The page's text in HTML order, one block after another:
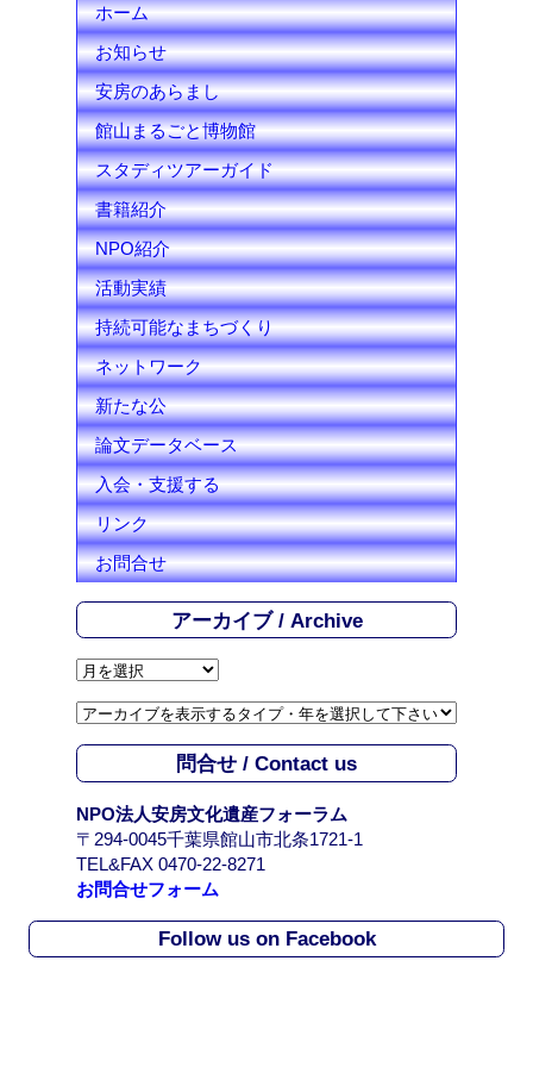
a
n
n
e
l
ホーム
お知らせ
安房のあらまし
館山まるごと博物館
スタディツアーガイド
書籍紹介
NPO紹介
活動実績
持続可能なまちづくり
ネットワーク
新たな公
論文データベース
入会・支援する
リンク
お問合せ
アーカイブ / Archive
ア
カ
イ
ブ
A
r
c
h
i
問合せ / Contact us
NPO法人安房文化遺産フォーラム
〒294-0045千葉県館山市北条1721-1
TEL&FAX 0470-22-8271
お問合せフォーム
Follow us on Facebook